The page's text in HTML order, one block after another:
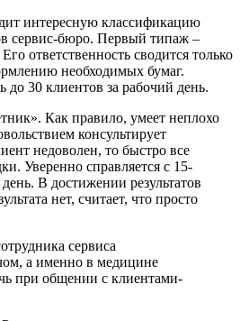
интересную классификацию
сервис-бюро. Первый типаж –
ответственность сводится только
необходимых бумаг.
до 30 клиентов за рабочий день.
Как правило, умеет неплохо
консультирует
недоволен, то быстро все
Уверенно справляется с 15-
В достижении результатов
нет, считает, что просто
сервиса
а именно в медицине
при общении с клиентами-